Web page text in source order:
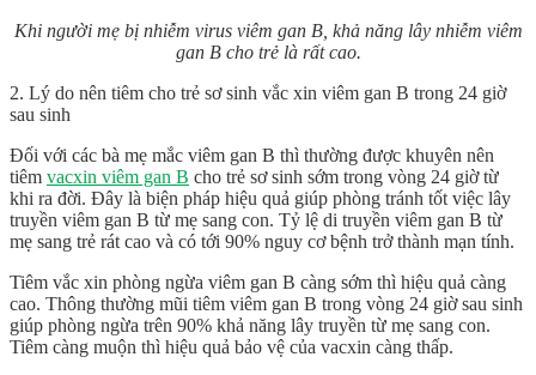
Khi người mẹ bị nhiễm virus viêm gan B, khả năng lây nhiễm viêm
gan B cho trẻ là rất cao.
2. Lý do nên tiêm cho trẻ sơ sinh vắc xin viêm gan B trong 24 giờ
sau sinh
Đối với các bà mẹ mắc viêm gan B thì thường được khuyên nên
tiêm vacxin viêm gan B cho trẻ sơ sinh sớm trong vòng 24 giờ từ
khi ra đời. Đây là biện pháp hiệu quả giúp phòng tránh tốt việc lây
truyền viêm gan B từ mẹ sang con. Tỷ lệ di truyền viêm gan B từ
mẹ sang trẻ rát cao và có tới 90% nguy cơ bệnh trở thành mạn tính.
Tiêm vắc xin phòng ngừa viêm gan B càng sớm thì hiệu quả càng
cao. Thông thường mũi tiêm viêm gan B trong vòng 24 giờ sau sinh
giúp phòng ngừa trên 90% khả năng lây truyền từ mẹ sang con.
Tiêm càng muộn thì hiệu quả bảo vệ của vacxin càng thấp.